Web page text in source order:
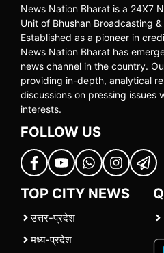
News Nation Bharat is a 24X7
Unit of Bhushan Broadcasting
Established as a pioneer in
News Nation Bharat has
news channel in the country.
providing in-depth, analytical
discussions on pressing issues
interests.
FOLLOW US
TOP CITY NEWS
उत्तर-प्रदेश
मध्य-प्रदेश